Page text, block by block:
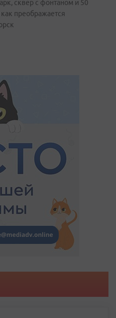
сквер с фонтаном и 50
как преображается